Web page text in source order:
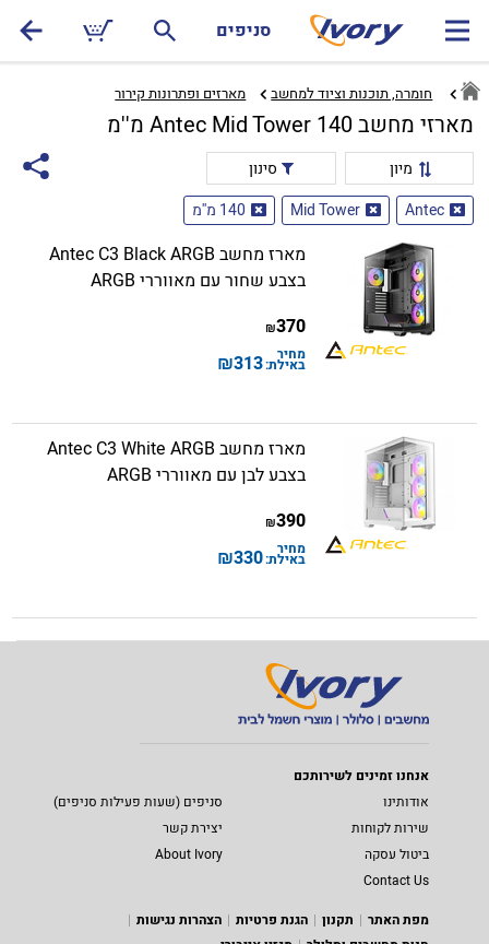
סניפים
חומרה, תוכנות וציוד למחשב מארזים ופתרונות קירור‏
מארזי מחשב Antec Mid Tower 140 מ''מ
מיון
סינון
Antec
Mid Tower 140 מ''מ
מארז מחשב Antec C3 Black ARGB
בצבע שחור עם מאווררי ARGB
370
₪
מחיר
באילת:313
₪
מארז מחשב Antec C3 White ARGB
בצבע לבן עם מאווררי ARGB
390
₪
מחיר
באילת:330
₪
אנחנו זמינים לשירותכם
אודותינו
סניפים (שעות פעילות סניפים)
שירות לקוחות
יצירת קשר
ביטול עסקה
About Ivory
Contact Us
מפת האתר
תקנון הגנת פרטיות
הצהרות נגישות